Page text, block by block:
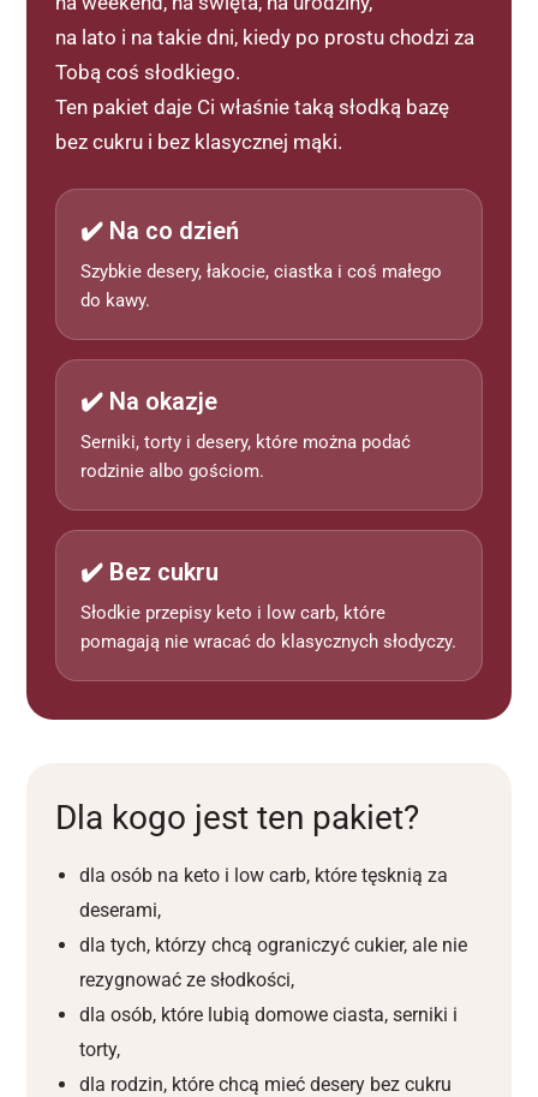
na lato i na takie dni, kiedy po prostu chodzi za
Tobą coś słodkiego.
Ten pakiet daje Ci właśnie taką słodką bazę
bez cukru i bez klasycznej mąki.
✔️ Na co dzień
Szybkie desery, łakocie, ciastka i coś małego
do kawy.
✔️ Na okazje
Serniki, torty i desery, które można podać
rodzinie albo gościom.
✔️ Bez cukru
Słodkie przepisy keto i low carb, które
pomagają nie wracać do klasycznych słodyczy.
Dla kogo jest ten pakiet?
dla osób na keto i low carb, które tęsknią za
deserami,
dla tych, którzy chcą ograniczyć cukier, ale nie
rezygnować ze słodkości,
dla osób, które lubią domowe ciasta, serniki i
torty,
dla rodzin, które chcą mieć desery bez cukru